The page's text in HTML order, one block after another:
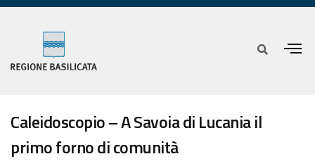
Caleidoscopio – A Savoia di Lucania il
primo forno di comunità